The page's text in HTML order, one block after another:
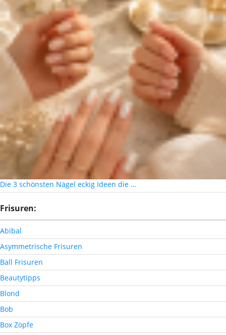
Die 3 schönsten Nägel eckig Ideen die …
Frisuren:
Abibal
Asymmetrische Frisuren
Ball Frisuren
Beautytipps
Blond
Bob
Box Zöpfe